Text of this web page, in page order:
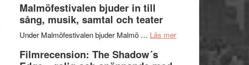
ger
mycket
att
på
Malmöfestivalen bjuder in till
sång, musik, samtal och teater
Under Malmöfestivalen bjuder Malmö … Läs merom
Malmöfestivalen
Filmrecension: The Shadow´s